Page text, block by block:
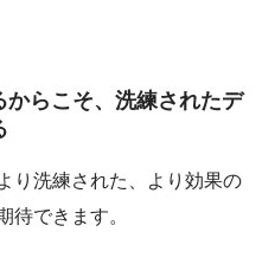
らこそ、洗練されたデ
り洗練された、より効果の
待できます。